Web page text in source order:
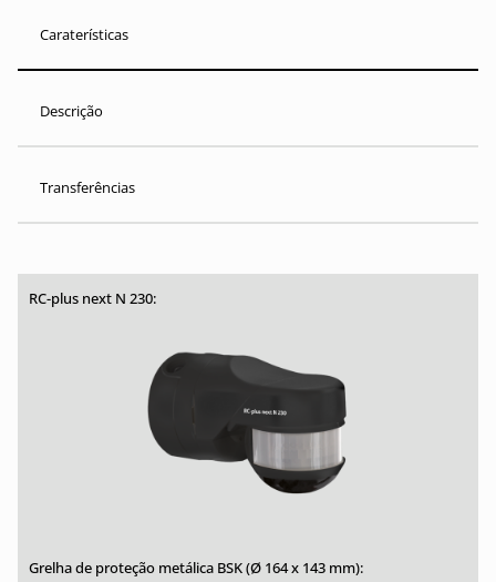
Caraterísticas
Descrição
Transferências